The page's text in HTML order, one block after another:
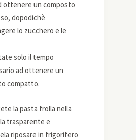
ottenere un composto
dopodichè
lo zucchero e le
solo il tempo
ad ottenere un
compatto.
la pasta frolla nella
trasparente e
riposare in frigorifero